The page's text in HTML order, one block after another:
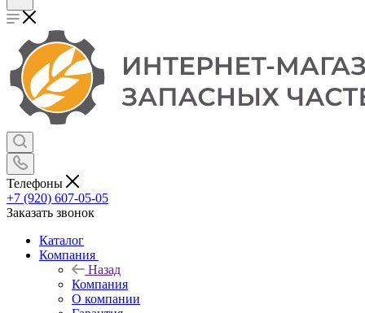
Телефоны
+7 (920) 607-05-05
Заказать звонок
Каталог
Компания
Назад
Компания
О компании